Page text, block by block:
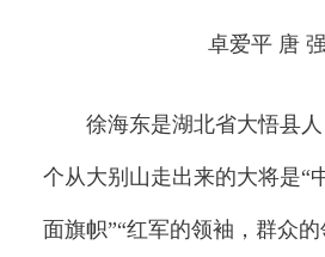
卓爱平 唐 强
徐海东是湖北省大悟县人
个从大别山走出来的大将是“
面旗帜”“红军的领袖，群众